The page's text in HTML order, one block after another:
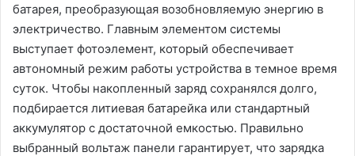
батарея, преобразующая возобновляемую энергию в
электричество. Главным элементом системы
выступает фотоэлемент, который обеспечивает
автономный режим работы устройства в темное время
суток. Чтобы накопленный заряд сохранялся долго,
подбирается литиевая батарейка или стандартный
аккумулятор с достаточной емкостью. Правильно
выбранный вольтаж панели гарантирует, что зарядка